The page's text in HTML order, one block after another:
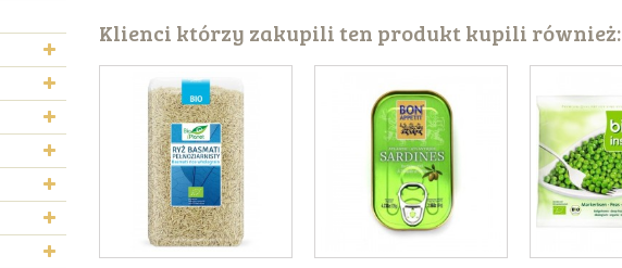
Klienci którzy zakupili ten produkt kupili również: